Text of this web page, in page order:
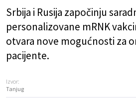
Srbija i Rusija započinju
personalizovane mRNK
otvara nove mogućnosti za
pacijente.
Izvor:
Tanjug